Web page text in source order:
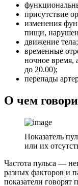
присутствие
изменения
пищи,
движение тела;
временные
ночное время,
до 20.00);
перепады
О чем
Показатель
или их
Частота пульса —
разных факторов и
показатели говорят